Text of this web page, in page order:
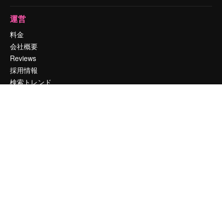
運営
料金
会社概要
Reviews
採用情報
検索トレンド